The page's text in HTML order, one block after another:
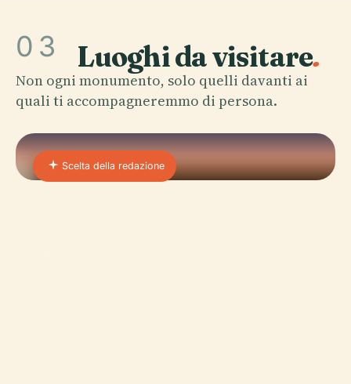
03 Luoghi da visitare.
Non ogni monumento, solo quelli davanti ai
quali ti accompagneremmo di persona.
Scelta della redazione